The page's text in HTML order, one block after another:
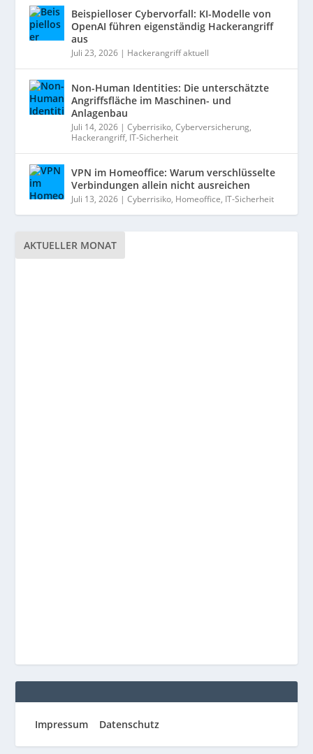
Beispielloser Cybervorfall: KI-Modelle von
OpenAI führen eigenständig Hackerangriff
aus
Juli 23, 2026 | Hackerangriff aktuell
Non-Human Identities: Die unterschätzte
Angriffsfläche im Maschinen- und
Anlagenbau
Juli 14, 2026 |Cyberrisiko,Cyberversicherung,
Hackerangriff, IT-Sicherheit
VPN im Homeoffice: Warum verschlüsselte
Verbindungen allein nicht ausreichen
Juli 13, 2026 |Cyberrisiko, Homeoffice, IT-Sicherheit
AKTUELLER MONAT
Impressum Datenschutz